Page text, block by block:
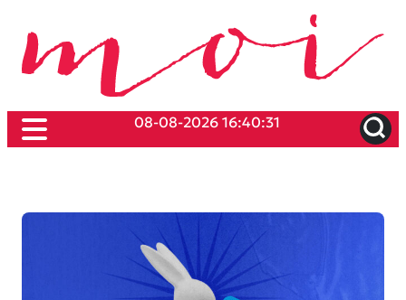
08-08-2026 16:40:31